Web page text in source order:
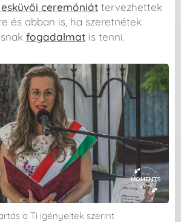
ceremóniát tervezhettek
és abban is, ha szeretnétek
fogadalmat is tenni.
a Ti igényeitek szerint